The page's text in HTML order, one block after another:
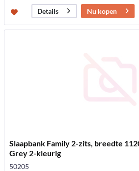
Details
Nu kopen
Slaapbank Family 2-zits, breedte
Grey 2-kleurig
50205